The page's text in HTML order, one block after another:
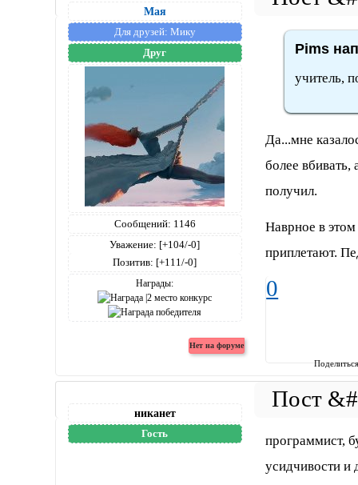
Мая
Для друзей: Мику
Друг
Сообщений: 1146
Уважение: [+104/-0]
Позитив: [+111/-0]
Награды:
Pims
учитель,
Да...мне
более вбивать,
получил.
Наврное в
приплетают.
0
никанет
Гость
программист,
усидчивости и